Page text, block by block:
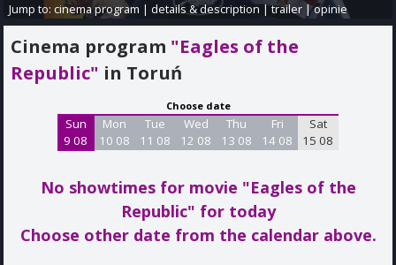
Jump to:cinema program |details & description|trailer |opinie
Cinema program "Eagles of the
Republic" in Toruń
Choose date
Sun
9 08
Mon
10 08
Tue
11 08
Wed
12 08
Thu
13 08
Fri
14 08
Sat
15 08
No showtimes for movie "Eagles of the
Republic" for today
Choose other date from the calendar above.